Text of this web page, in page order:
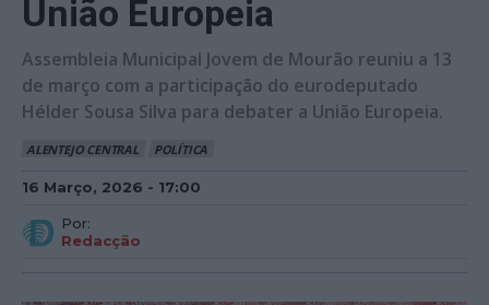
União Europeia
Assembleia Municipal Jovem de Mourão reuniu a 13
de março com a participação do eurodeputado
Hélder Sousa Silva para debater a União Europeia.
ALENTEJO CENTRAL POLÍTICA
16 Março, 2026 - 17:00
Por:
Redacção